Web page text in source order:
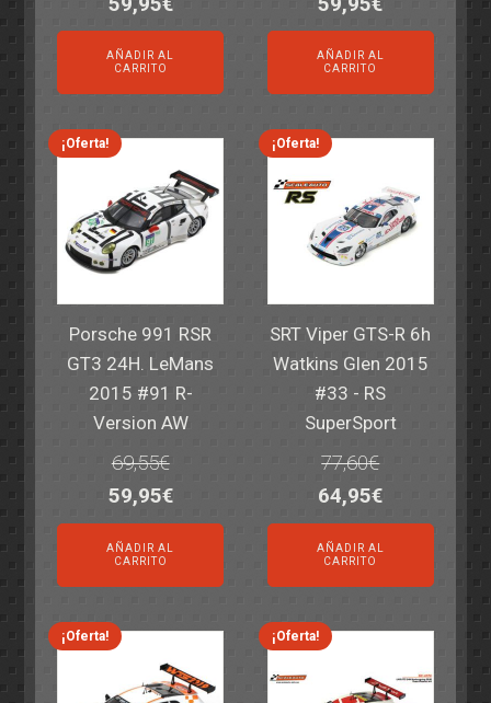
precio
original
era:
82,40€.
precio
es:
59,95€.
AÑADIR AL
CARRITO
precio
original
era:
82,40€.
precio
es:
59,95€.
AÑADIR AL
CARRITO
¡Oferta!
Porsche 991 RSR
GT3 24H. LeMans
2015 #91 R-
Version AW
69,55€
El
precio
original
era:
69,55€.
59,95€El
precio
actual
es:
59,95€.
AÑADIR AL
CARRITO
¡Oferta!
SRT Viper GTS-R 6h
Watkins Glen 2015
#33 - RS
SuperSport
77,60€
El
precio
original
era:
77,60€.
64,95€El
precio
actual
es:
64,95€.
AÑADIR AL
CARRITO
¡Oferta! ¡Oferta!